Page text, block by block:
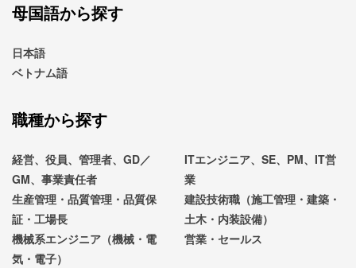
母国語から探す
日本語
ベトナム語
職種から探す
経営、役員、管理者、GD／
GM、事業責任者
ITエンジニア、SE、PM、IT営
業
生産管理・品質管理・品質保
証・工場長
建設技術職（施工管理・建築・
土木・内装設備）
機械系エンジニア（機械・電
気・電子）
営業・セールス